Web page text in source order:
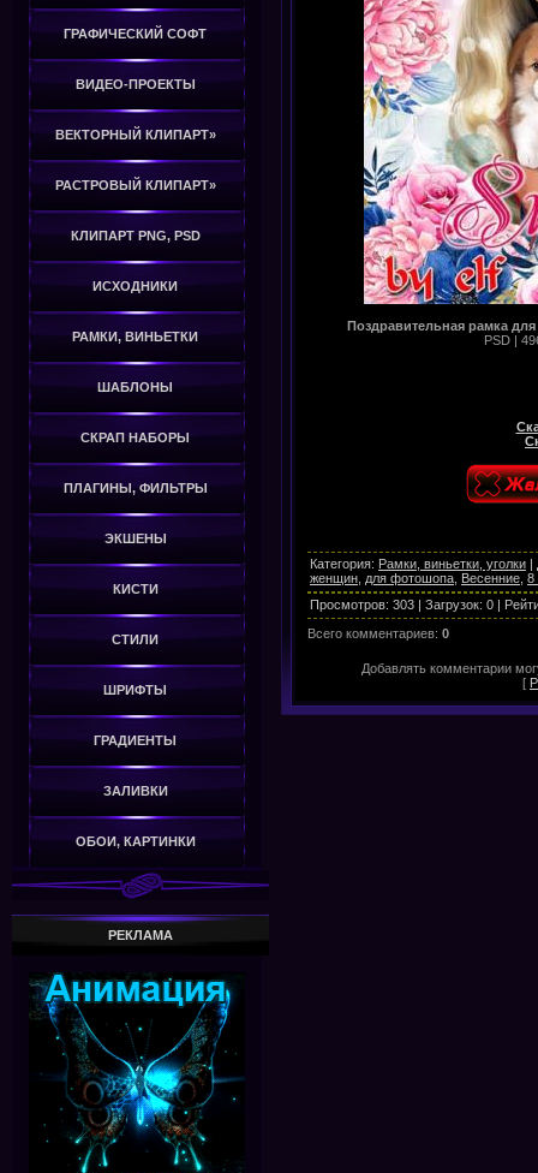
ГРАФИЧЕСКИЙ СОФТ
ВИДЕО-ПРОЕКТЫ
ВЕКТОРНЫЙ КЛИПАРТ»
РАСТРОВЫЙ КЛИПАРТ»
КЛИПАРТ PNG, PSD
ИСХОДНИКИ
РАМКИ, ВИНЬЕТКИ
ШАБЛОНЫ
СКРАП НАБОРЫ
ПЛАГИНЫ, ФИЛЬТРЫ
ЭКШЕНЫ
КИСТИ
СТИЛИ
ШРИФТЫ
ГРАДИЕНТЫ
ЗАЛИВКИ
ОБОИ, КАРТИНКИ
РЕКЛАМА
Поздравительная рамка
PSD |
Категория: Рамки, виньетки, уголки |
женщин для фотошопа Весенние 8
Просмотров: 303 | Загрузок: 0 |
Всего комментариев: 0
Добавлять комментарии
[